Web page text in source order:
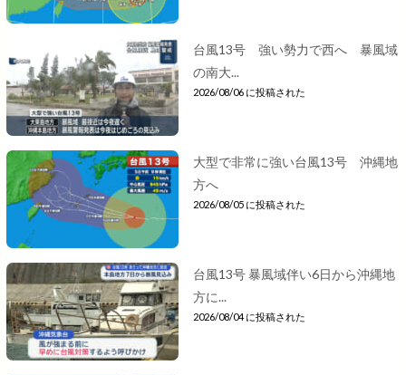
台風13号 強い勢力で西へ 暴風域
の南大...
2026/08/06 に投稿された
大型で非常に強い台風13号 沖縄地
方へ
2026/08/05 に投稿された
台風13号 暴風域伴い6日から沖縄地
方に...
2026/08/04 に投稿された